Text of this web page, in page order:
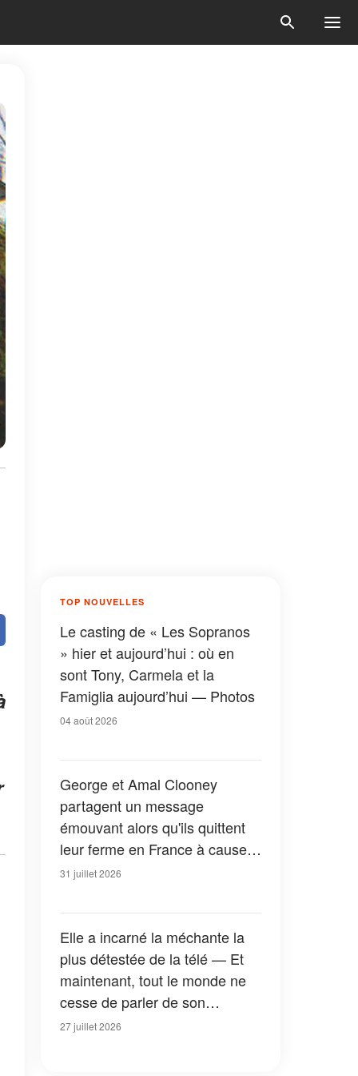
TOP NOUVELLES
Le casting de « Les Sopranos
» hier et aujourd’hui : où en
sont Tony, Carmela et la
Famiglia aujourd’hui — Photos
04 août 2026
George et Amal Clooney
partagent un message
émouvant alors qu'ils quittent
leur ferme en France à cause
des feux de forêt — Tous les
31 juillet 2026
Elle a incarné la méchante la
plus détestée de la télé — Et
maintenant, tout le monde ne
cesse de parler de son
apparition dans la nouvelle
27 juillet 2026